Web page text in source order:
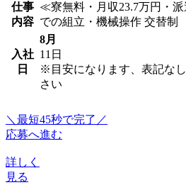
仕事
内容
≪寮無料・月収23.7万円・
での組立・機械操作 交替制
入社
日
8月
11日
※目安になります、表記な
さい
＼最短45秒で完了／
応募へ進む
詳しく
見る